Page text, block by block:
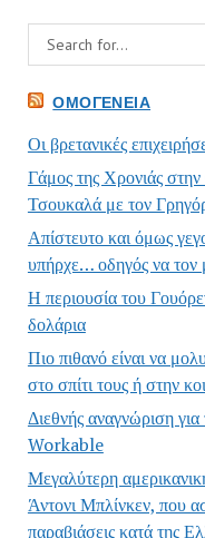
ΟΜΟΓΈΝΕΙΑ
Οι βρετανικές
Γάμος της Χρονιάς
Τσουκαλά με τον
Απίστευτο και όμως
υπήρχε… οδηγός να τον
Η περιουσία του
δολάρια
Πιο πιθανό είναι να
στο σπίτι τους ή στην
Διεθνής αναγνώριση για
Workable
Μεγαλύτερη
Άντονι Μπλίνκεν, που
παραβιάσεις κατά της